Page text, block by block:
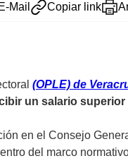
E-Mail Copiar link
(OPLE) de
un salario superior
en el Consejo
del marco